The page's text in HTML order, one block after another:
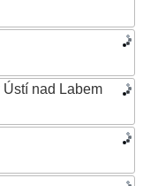
nad Labem